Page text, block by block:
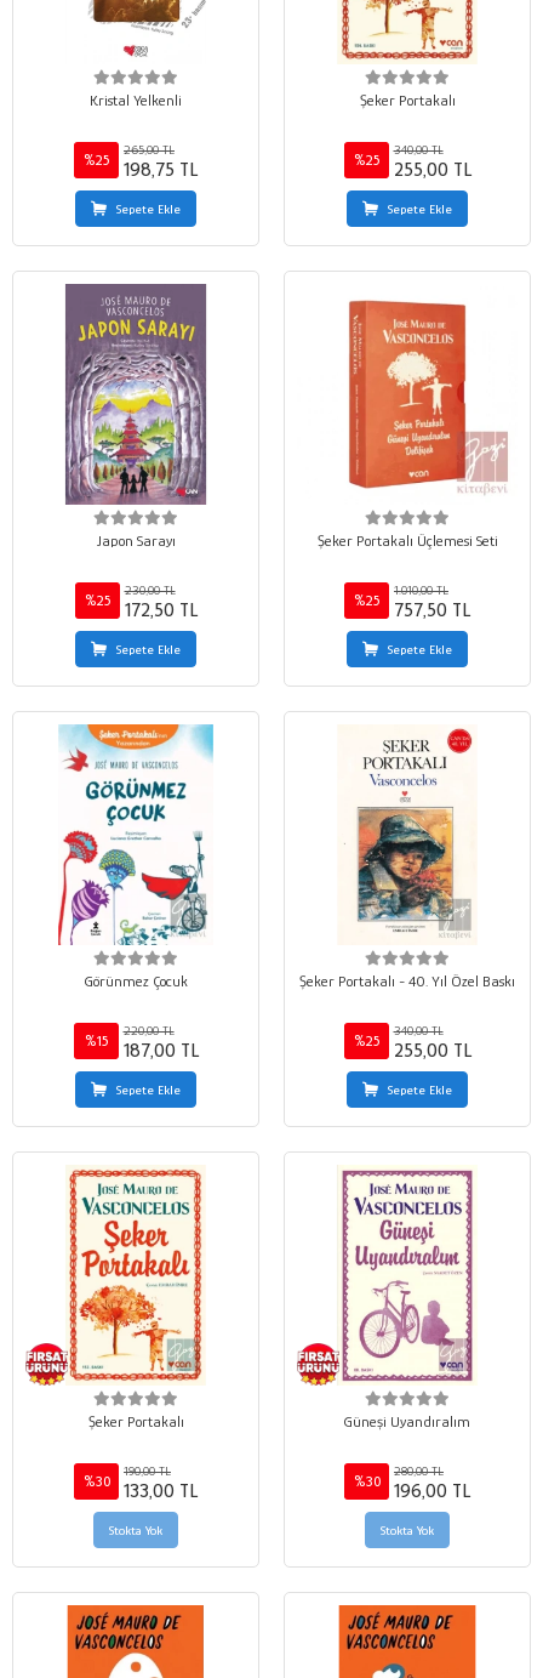
Kristal Yelkenli
%25
265,00 TL
198,75 TL
Sepete Ekle
Şeker Portakalı
%25
340,00 TL
255,00 TL
Sepete Ekle
Japon Sarayı
%25
230,00 TL
172,50 TL
Sepete Ekle
Şeker Portakalı Üçlemesi Seti
%25
1.010,00 TL
757,50 TL
Sepete Ekle
Görünmez Çocuk
%15
220,00 TL
187,00 TL
Sepete Ekle
Şeker Portakalı - 40. Yıl Özel Baskı
%25
340,00 TL
255,00 TL
Sepete Ekle
Şeker Portakalı
%30
190,00 TL
133,00 TL
Stokta Yok
Güneşi Uyandıralım
%30
280,00 TL
196,00 TL
Stokta Yok